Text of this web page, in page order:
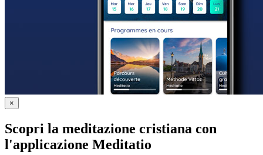
×
Scopri la meditazione cristiana con
l'applicazione Meditatio